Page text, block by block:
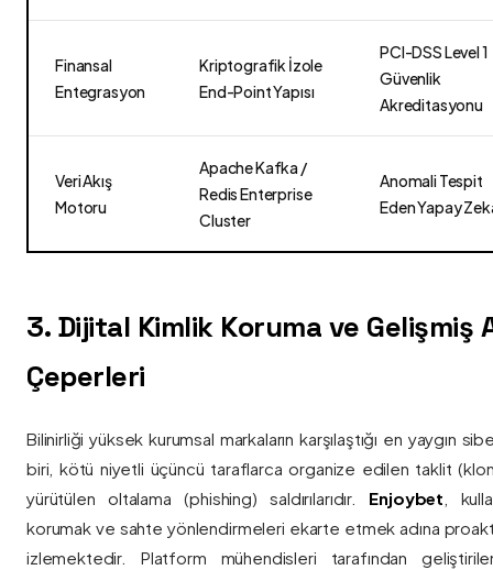
Finansal
Entegrasyon
Kriptografik İzole
End-Point Yapısı
PCI-DSS Level 1
Güvenlik
Akreditasyonu
Veri Akış
Motoru
Apache Kafka /
Redis Enterprise
Cluster
Anomali Tespit
Eden Yapay
3. Dijital Kimlik Koruma ve Gelişmiş
Çeperleri
Bilinirliği yüksek kurumsal markaların karşılaştığı en yaygın
biri, kötü niyetli üçüncü taraflarca organize edilen taklit
yürütülen oltalama (phishing) saldırılarıdır. Enjoybet ,
korumak ve sahte yönlendirmeleri ekarte etmek adına
izlemektedir. Platform mühendisleri tarafından